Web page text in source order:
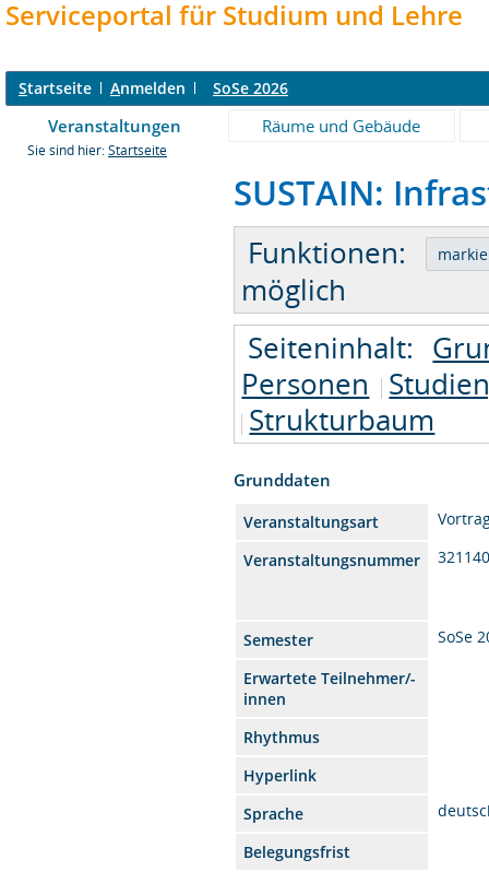
Serviceportal für Studium und Lehre
Startseite Anmelden SoSe 2026
Veranstaltungen Räume und Gebäude
Sie sind hier: Startseite
SUSTAIN:
Funktionen:
möglich
Seiteninhalt:
Personen
Strukturbaum
Grunddaten
Veranstaltungsart
Veranstaltungsnummer
Semester
SoSe
Erwartete Teilnehmer/-
innen
Rhythmus
Hyperlink
Sprache
Belegungsfrist